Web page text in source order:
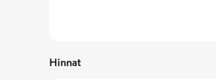
Hinnat